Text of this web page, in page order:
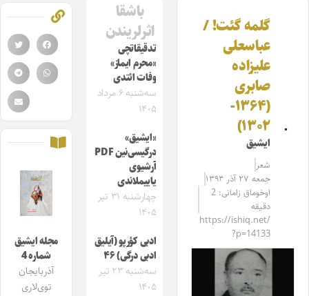
گلمه گئت! /
عباسعلی
علیزاده
صابری
(۱۳۶۴-
۱۳۰۲)
ایشیق
شعر
جمعه ۲۷ آذر ۱۳۹۴
اوخوماق زامانی: 2
دقیقه
https://ishiq.net/
?p=14133
باشقا
اثرلریندن
تدقیقاتچی
«محرم ایماز»
وفات ائتدی
سه‌شنبه ۶ مرداد
۱۴۰۵
«ایشیق»
درگیسی‌نین PDF
آرشیوی
یاییملاندی
چهارشنبه ۳۱ تیر
۱۴۰۵
ادبی کؤرپو (آیلیق
ادبی درگی) ۴۶
سه‌شنبه ۲۳ تیر
۱۴۰۵
مجله ایشیق
شماره 4
آذربایجان
توی‌لاری